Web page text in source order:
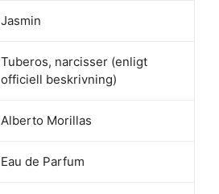
Jasmin
Tuberos, narcisser (enligt
officiell beskrivning)
Alberto Morillas
Eau de Parfum